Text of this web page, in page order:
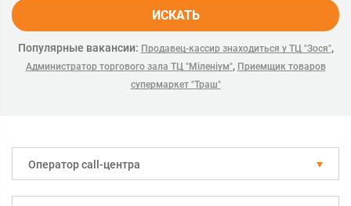
ИСКАТЬ
Популярные вакансии: Продавец-кассир знаходиться у ТЦ "Зося",
Администратор торгового зала ТЦ "Міленіум", Приемщик товаров
супермаркет "Траш"
Оператор call-центра